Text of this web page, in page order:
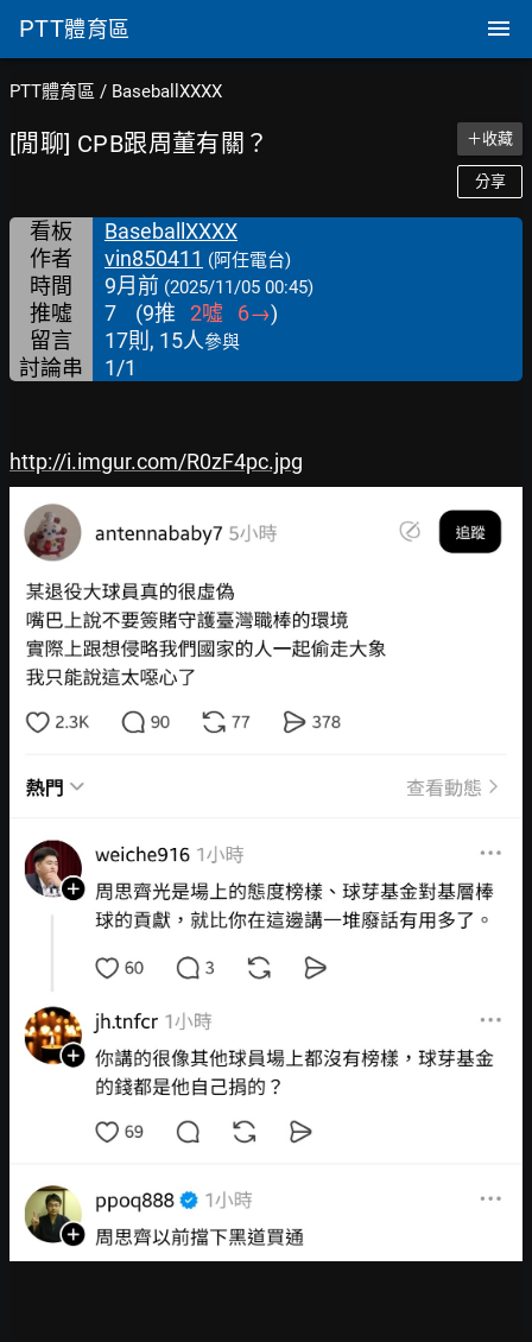
PTT體育區
PTT體育區 / BaseballXXXX
[閒聊] CPB跟周董有關？ ＋收藏
分享
看板
BaseballXXXX
作者
vin850411 (阿任電台)
時間 9月前 (2025/11/05 00:45)
推噓 7 (9推 2噓 6→)
留言
17則, 15人參與
討論串 1/1
http://i.imgur.com/R0zF4pc.jpg